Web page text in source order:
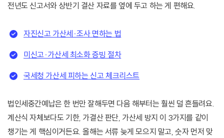
전년도 신고서와 상반기 결산 자료를 옆에 두고 하는 게 편해요.
자진신고 가산세·조사 면하는 법
미신고·가산세 최소화 증빙 절차
국세청 가산세 피하는 신고 체크리스트
법인세중간예납은 한 번만 잘해두면 다음 해부터는 훨씬 덜 흔들려요.
계산식 자체보다도 기한, 가결산 판단, 가산세 방지 이 3가지를 같이
챙기는 게 핵심이거든요. 올해는 서류 늦게 모으지 말고, 숫자 먼저 맞